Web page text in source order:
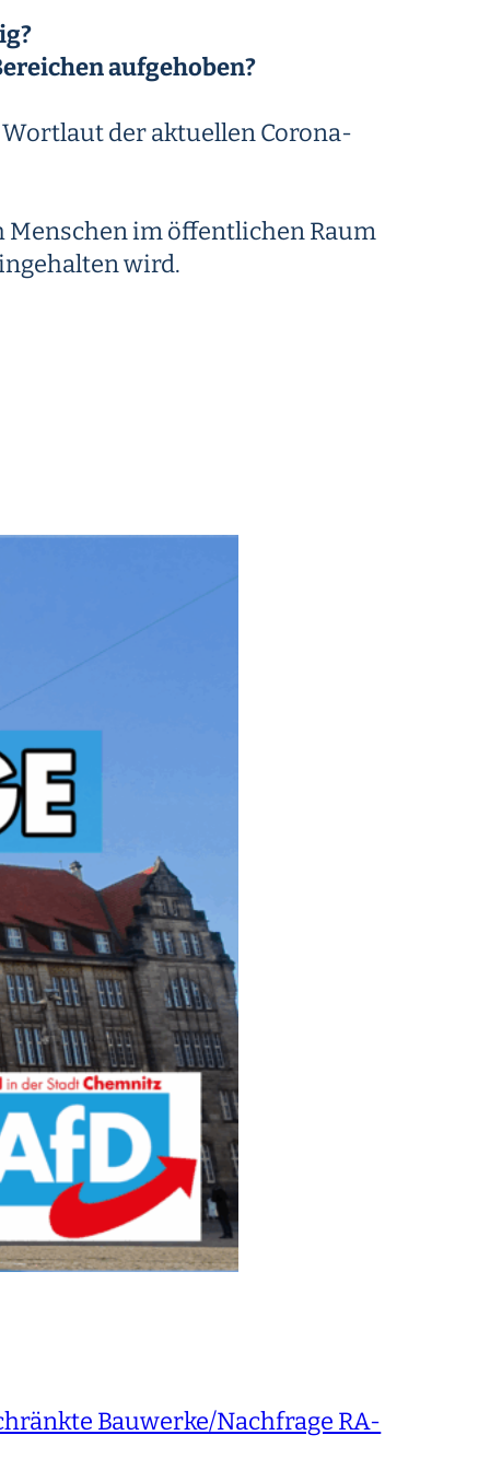
aufgehoben?
der aktuellen Corona-
Menschen im öffentlichen Raum
wird.
Bauwerke/Nachfrage RA-